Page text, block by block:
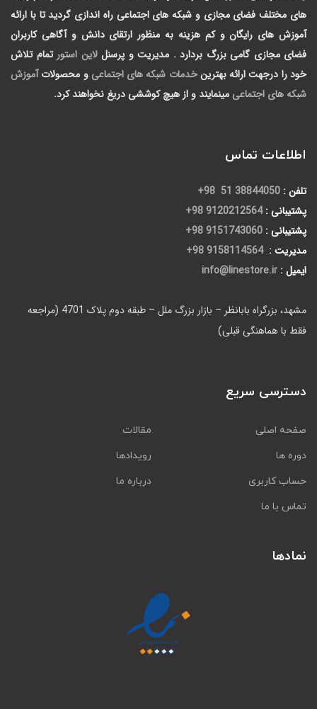
های مختلف فضای مجازی و شبکه های اجتماعی راه اندازی گردید تا با ارائه
آموزش های رایگان و کم هزینه به منظور ارتقای دانش و آگاهی کاربران
فضای مجازی گامی بزرگ بردارد . مدیریت و پرسنللاین استور تمام تلاش
خود را درجهت ارائه بهترینخدمات شبکه های اجتماعی و محصولات آموزش
شبکه های اجتماعی مینمایند و از هیچ کوششی دریغ نخواهند کرد.
اطلاعات تماس
تلفن : 38844050 51 98+
پشتیبانی : 9120212564 98+
پشتیبانی : 9151743060 98+
مدیریت : 9158114564 98+
ایمیل : info@linestore.ir
مشهد، بزرگراه بابانظر – بازار بزرگ ملل – طبقه دوم پلاک 4701 (مراجعه
فقط با هماهنگی قبلی)
دسترسی سریع
صفحه اصلی
مقالات
دوره ها
رویدادها
حساب کاربری
درباره ما
تماس با ما
نمادها